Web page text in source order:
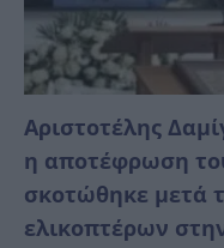
Αριστοτέλης
η αποτέφρωση
σκοτώθηκε μετά
ελικοπτέρων